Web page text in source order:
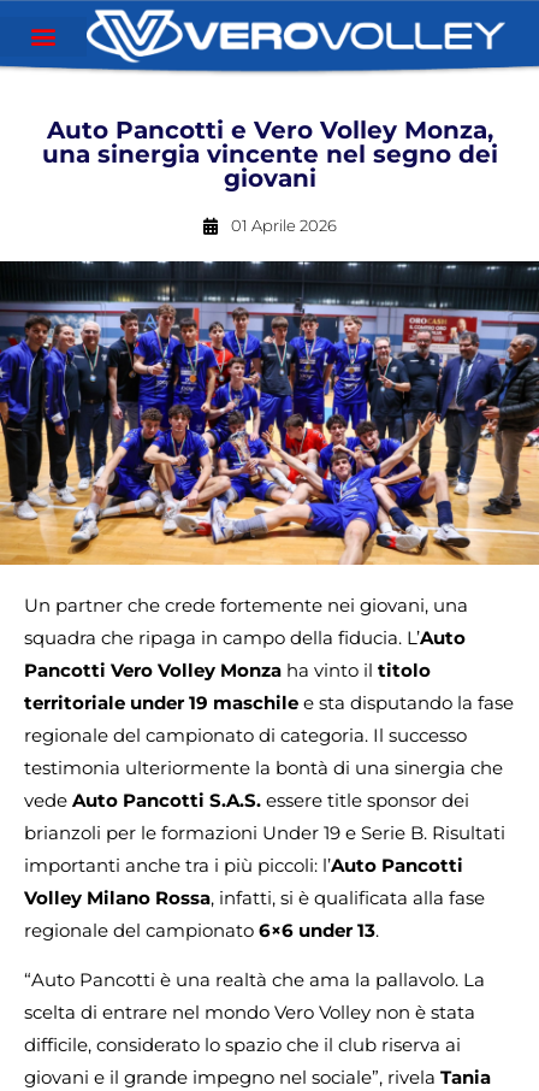
Auto Pancotti e Vero Volley Monza,
una sinergia vincente nel segno dei
giovani
01 Aprile 2026
Un partner che crede fortemente nei giovani, una
squadra che ripaga in campo della fiducia. L’Auto
Pancotti Vero Volley Monza ha vinto il titolo
territoriale under 19 maschile e sta disputando la fase
regionale del campionato di categoria. Il successo
testimonia ulteriormente la bontà di una sinergia che
vede Auto Pancotti S.A.S. essere title sponsor dei
brianzoli per le formazioni Under 19 e Serie B. Risultati
importanti anche tra i più piccoli: l’Auto Pancotti
Volley Milano Rossa, infatti, si è qualificata alla fase
regionale del campionato 6×6 under 13.
“Auto Pancotti è una realtà che ama la pallavolo. La
scelta di entrare nel mondo Vero Volley non è stata
difficile, considerato lo spazio che il club riserva ai
giovani e il grande impegno nel sociale”, rivela Tania